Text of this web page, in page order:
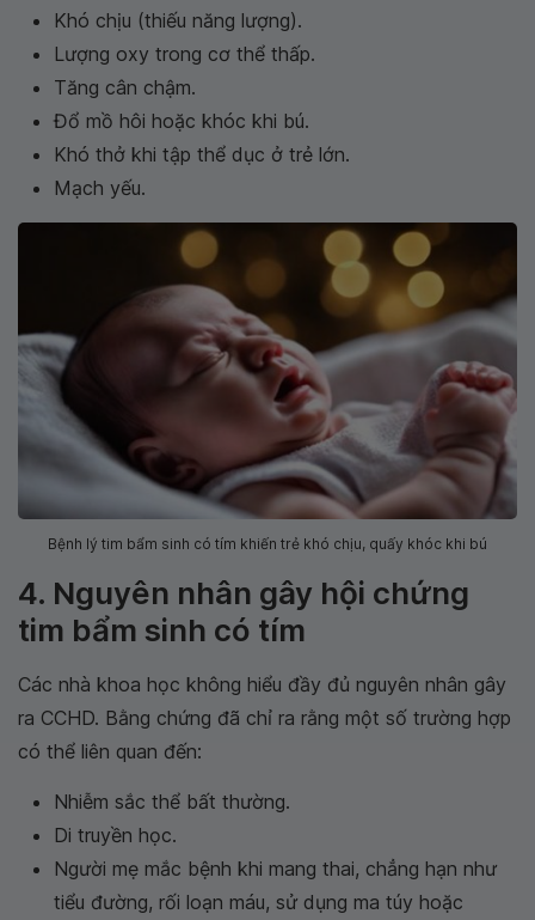
Khó chịu (thiếu năng lượng).
Lượng oxy trong cơ thể thấp.
Tăng cân chậm.
Đổ mồ hôi hoặc khóc khi bú.
Khó thở khi tập thể dục ở trẻ lớn.
Mạch yếu.
Bệnh lý tim bẩm sinh có tím khiến trẻ khó chịu, quấy khóc khi bú
4. Nguyên nhân gây hội chứng
tim bẩm sinh có tím
Các nhà khoa học không hiểu đầy đủ nguyên nhân gây
ra CCHD. Bằng chứng đã chỉ ra rằng một số trường hợp
có thể liên quan đến:
Nhiễm sắc thể bất thường.
Di truyền học.
Người mẹ mắc bệnh khi mang thai, chẳng hạn như
tiểu đường, rối loạn máu, sử dụng ma túy hoặc